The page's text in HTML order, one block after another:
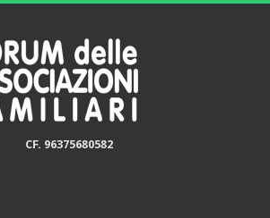
CF. 96375680582